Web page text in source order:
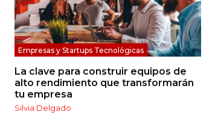
Empresas y Startups Tecnológicas
La clave para construir equipos de
alto rendimiento que transformarán
tu empresa
Silvia Delgado